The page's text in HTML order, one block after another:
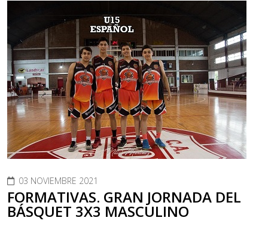
03 NOVIEMBRE 2021
FORMATIVAS. GRAN JORNADA DEL
BÁSQUET 3X3 MASCULINO